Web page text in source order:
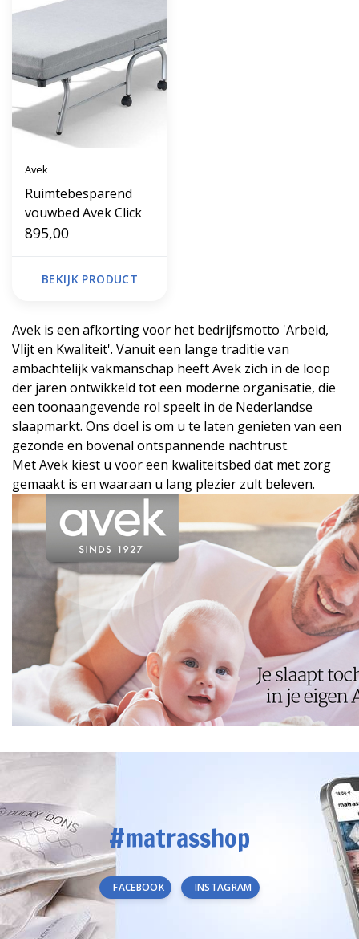
Avek
Ruimtebesparend
vouwbed Avek Click
895,00
BEKIJK PRODUCT
Avek is een afkorting voor het bedrijfsmotto 'Arbeid,
Vlijt en Kwaliteit'. Vanuit een lange traditie van
ambachtelijk vakmanschap heeft Avek zich in de loop
der jaren ontwikkeld tot een moderne organisatie, die
een toonaangevende rol speelt in de Nederlandse
slaapmarkt. Ons doel is om u te laten genieten van een
gezonde en bovenal ontspannende nachtrust.
Met Avek kiest u voor een kwaliteitsbed dat met zorg
gemaakt is en waaraan u lang plezier zult beleven.
#matrasshop
FACEBOOK INSTAGRAM